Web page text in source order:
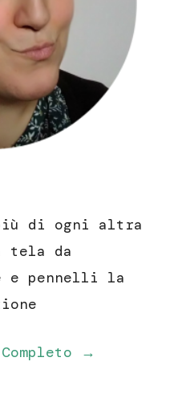
di ogni altra
tela da
e pennelli la
→